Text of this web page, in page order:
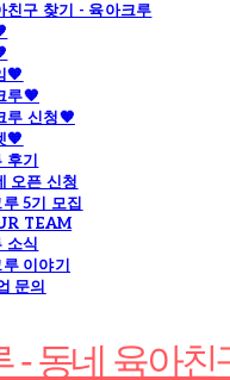
친구 찾기 - 육아크루
🧡
루🧡
루 신청🧡
🧡
기
오픈 신청
5기 모집
TEAM
소식
이야기
문의
- 동네 육아친